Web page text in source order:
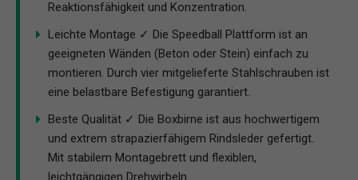
Reaktionsfähigkeit und Konzentration.
Leichte Montage ✓ Die Speedball Plattform ist an
geeigneten Wänden (Beton oder Stein) einfach zu
montieren. Durch vier mitgelieferte Stahlschrauben ist
eine belastbare Befestigung garantiert.
Beste Qualität ✓ Die Boxbirne ist aus hochwertigem
und extrem strapazierfähigem Rindsleder gefertigt.
Mit stabilem Montagebrett und flexiblen,
leichtgängigen Drehwirbeln.